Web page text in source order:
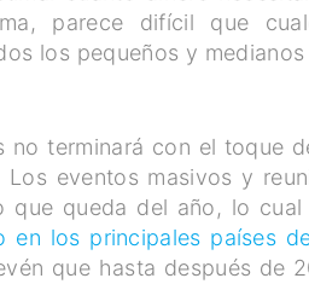
parece difícil que
los pequeños y
no terminará con el toque
Los eventos masivos y
que queda del año, lo
en los principales países
que hasta después de